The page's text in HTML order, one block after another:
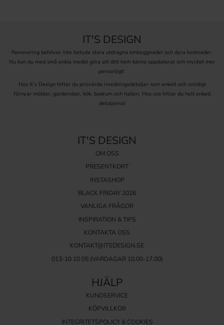
IT'S DESIGN
Renovering behöver inte betyda stora utdragna ombyggnader och dyra kostnader.
Nu kan du med små enkla medel göra att ditt hem känns uppdaterat och mycket mer
personligt!
Hos It’s Design hittar du prisvärda inredningsdetaljer som enkelt och smidigt
förnyar möbler, garderober, kök, badrum och hallen. Hos oss hittar du helt enkelt
detaljerna!
IT'S DESIGN
OM OSS
PRESENTKORT
INSTASHOP
BLACK FRIDAY 2026
VANLIGA FRÅGOR
INSPIRATION & TIPS
KONTAKTA OSS
KONTAKT@ITSDESIGN.SE
013-10 10 05(VARDAGAR 10.00-17.00)
HJÄLP
KUNDSERVICE
KÖPVILLKOR
INTEGRITETSPOLICY & COOKIES